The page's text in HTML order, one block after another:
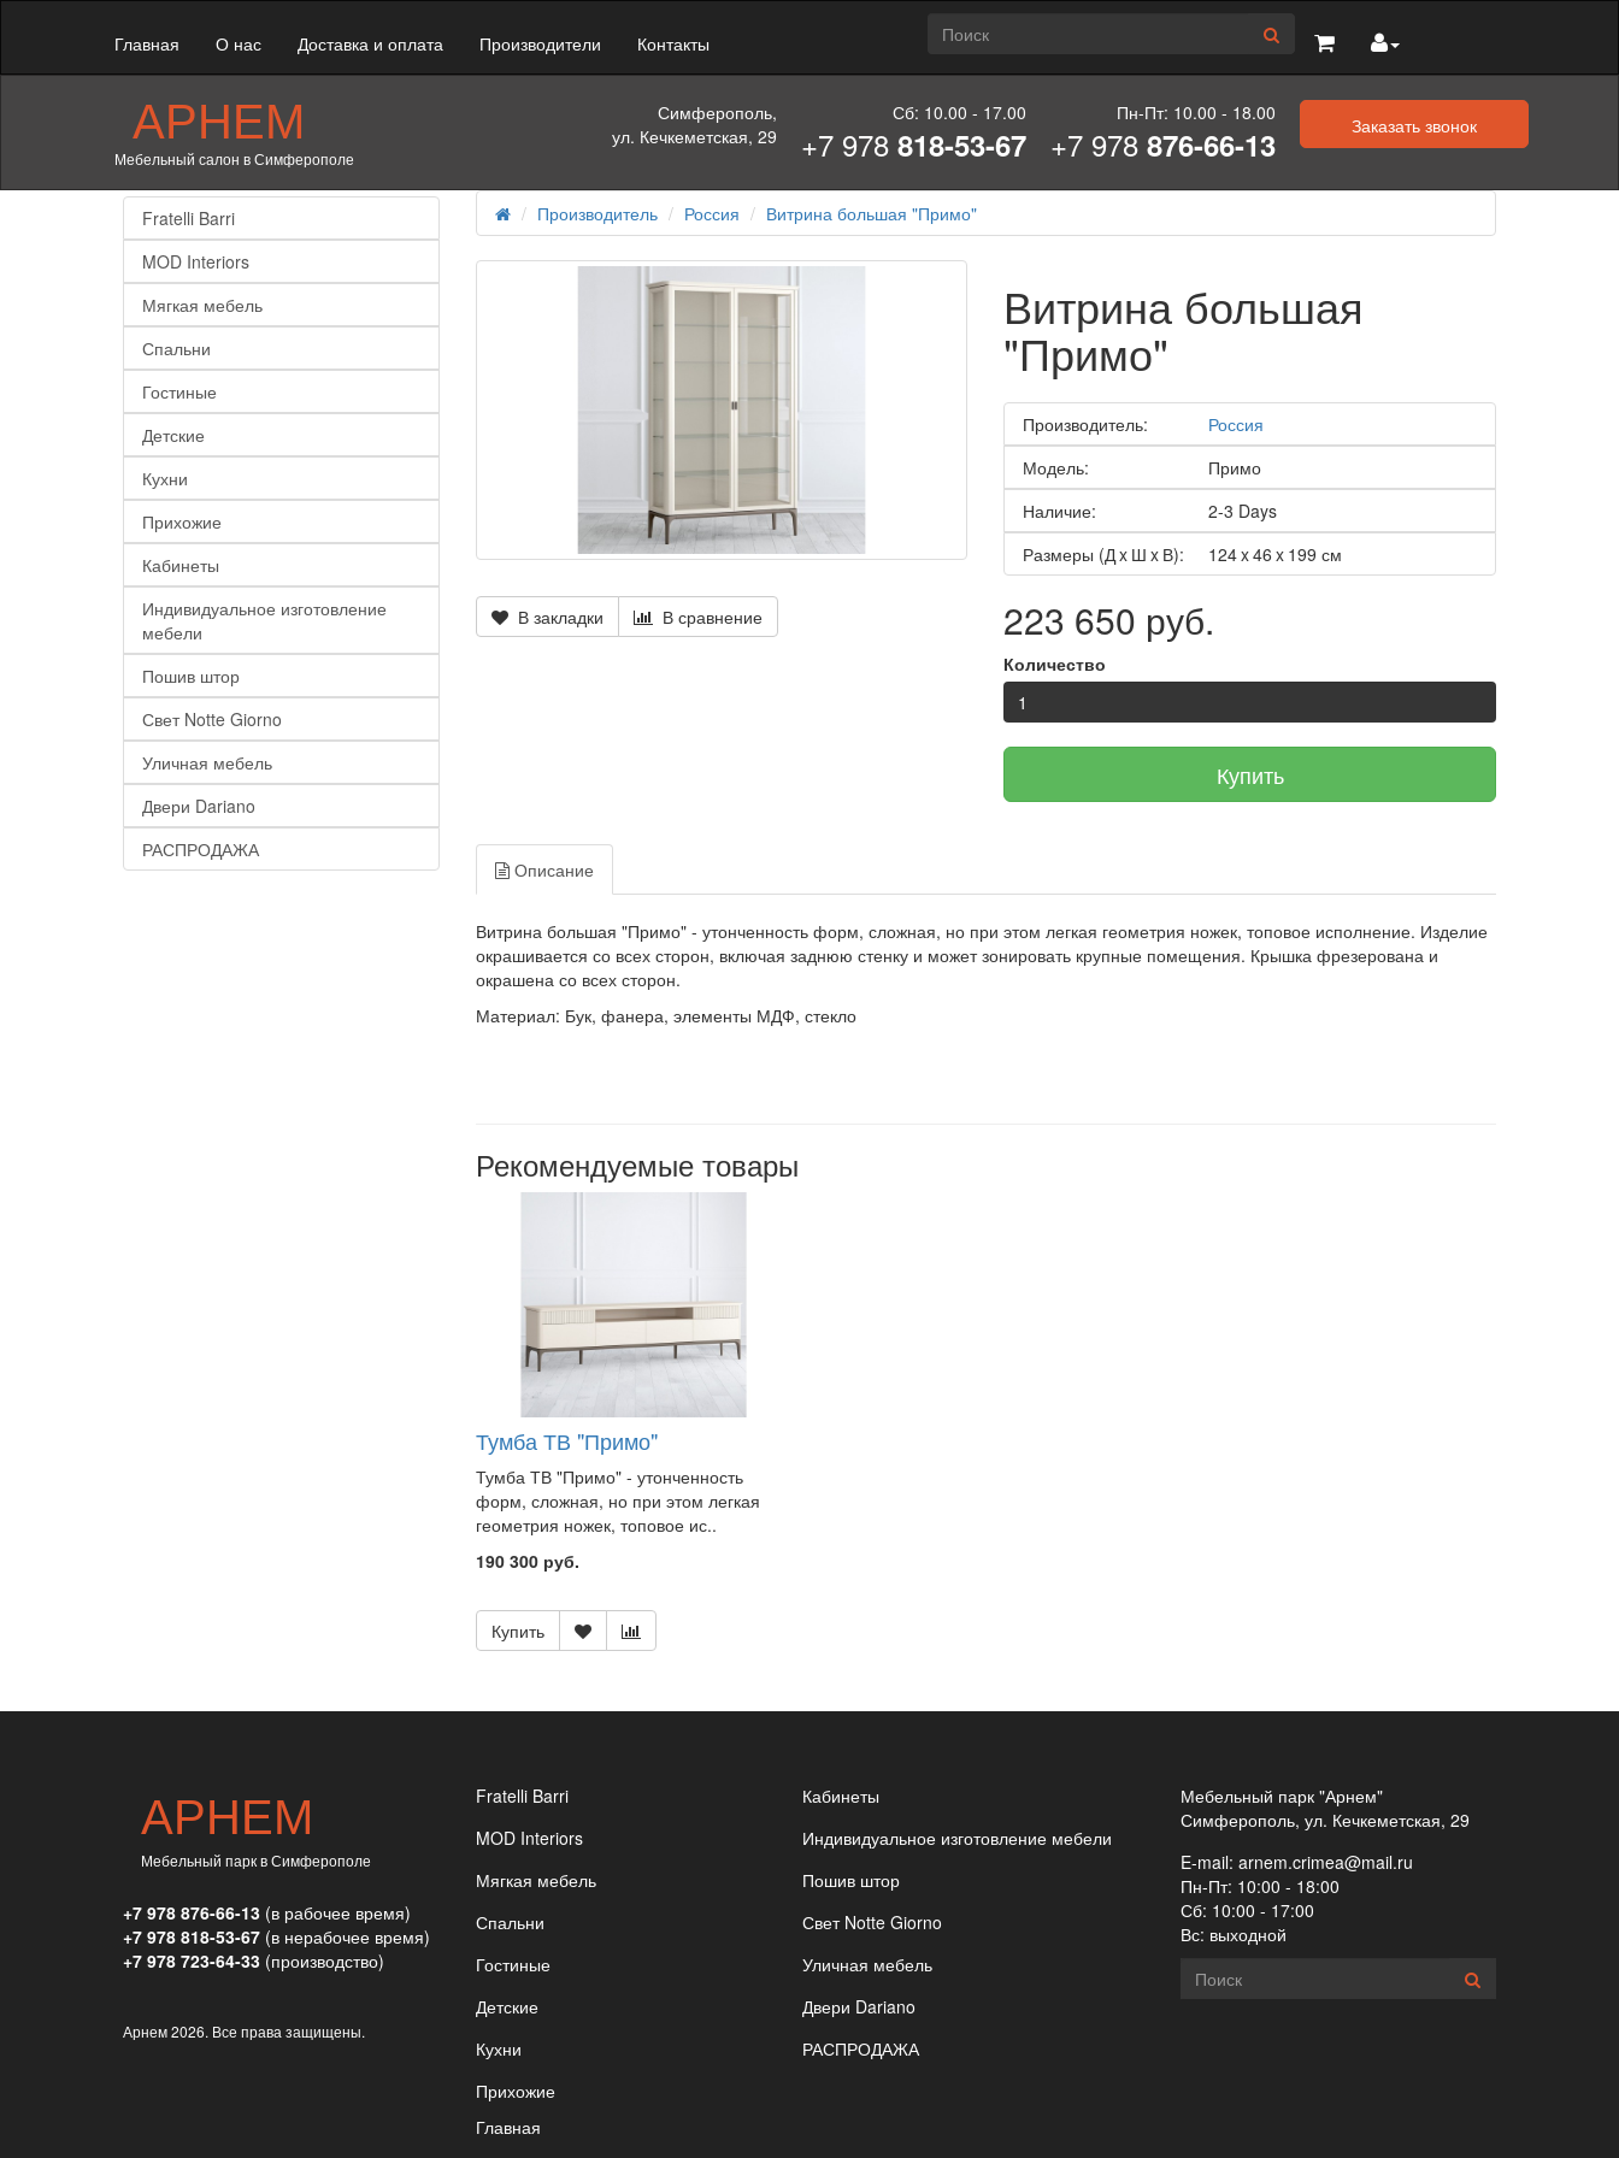
Главная О нас Доставка и оплата Производители Контакты
АРНЕМ
Мебельный салон в Симферополе
Симферополь,
ул. Кечкеметская, 29
Сб: 10.00 - 17.00
+7 978818-53-67
Пн-Пт: 10.00 - 18.00
+7 978876-66-13 Заказать звонок
Fratelli Barri
MOD Interiors
Мягкая мебель
Спальни
Гостиные
Детские
Кухни
Прихожие
Кабинеты
Индивидуальное изготовление
мебели
Пошив штор
Свет Notte Giorno
Уличная мебель
Двери Dariano
РАСПРОДАЖА
Производитель Россия Витрина большая "Примо"
В закладки В сравнение
Витрина большая
"Примо"
Производитель:
Россия
Модель:
Примо
Наличие:
2-3 Days
Размеры (Д x Ш x В):
124 x 46 x 199 см
223 650 руб.
Количество
Купить
Описание
Витрина большая "Примо" - утонченность форм, сложная, но при этом легкая геометрия ножек, топовое исполнение. Изделие
окрашивается со всех сторон, включая заднюю стенку и может зонировать крупные помещения. Крышка фрезерована и
окрашена со всех сторон.
Материал: Бук, фанера, элементы МДФ, стекло
Рекомендуемые товары
Тумба ТВ "Примо"
Тумба ТВ "Примо" - утонченность
форм, сложная, но при этом легкая
геометрия ножек, топовое ис..
190 300 руб.
Купить
АРНЕМ
Мебельный парк в Симферополе
+7 978 876-66-13 (в рабочее время)
+7 978 818-53-67 (в нерабочее время)
+7 978 723-64-33 (производство)
Арнем2026. Все права защищены.
Fratelli Barri
MOD Interiors
Мягкая мебель
Спальни
Гостиные
Детские
Кухни
Прихожие
Кабинеты
Индивидуальное изготовление мебели
Пошив штор
Свет Notte Giorno
Уличная мебель
Двери Dariano
РАСПРОДАЖА
Главная
Мебельный парк "Арнем"
Симферополь, ул. Кечкеметская, 29
E-mail: arnem.crimea@mail.ru
Пн-Пт: 10:00 - 18:00
Сб: 10:00 - 17:00
Вс: выходной